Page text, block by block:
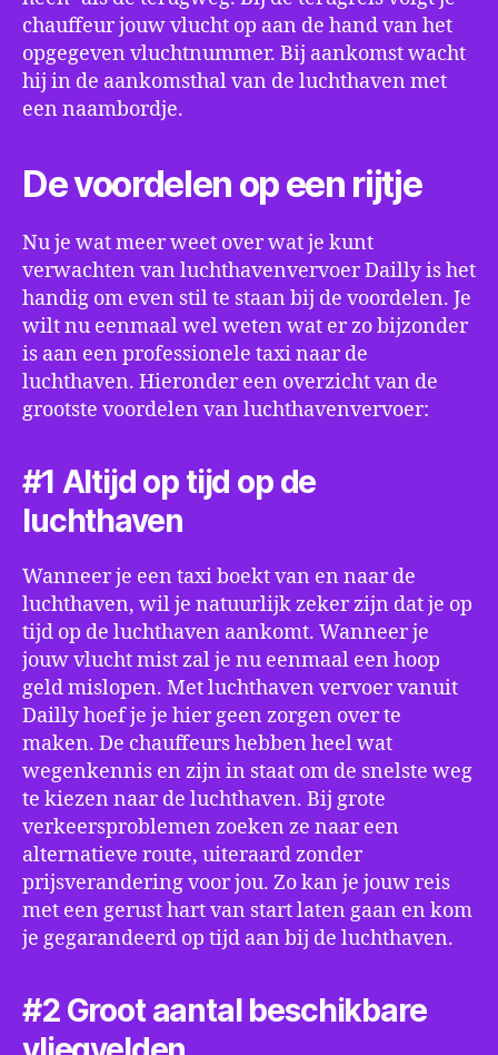
chauffeur jouw vlucht op aan de hand van het
opgegeven vluchtnummer. Bij aankomst wacht
hij in de aankomsthal van de luchthaven met
een naambordje.
De voordelen op een rijtje
Nu je wat meer weet over wat je kunt
verwachten van luchthavenvervoer Dailly is het
handig om even stil te staan bij de voordelen. Je
wilt nu eenmaal wel weten wat er zo bijzonder
is aan een professionele taxi naar de
luchthaven. Hieronder een overzicht van de
grootste voordelen van luchthavenvervoer:
#1 Altijd op tijd op de
luchthaven
Wanneer je een taxi boekt van en naar de
luchthaven, wil je natuurlijk zeker zijn dat je op
tijd op de luchthaven aankomt. Wanneer je
jouw vlucht mist zal je nu eenmaal een hoop
geld mislopen. Met luchthaven vervoer vanuit
Dailly hoef je je hier geen zorgen over te
maken. De chauffeurs hebben heel wat
wegenkennis en zijn in staat om de snelste weg
te kiezen naar de luchthaven. Bij grote
verkeersproblemen zoeken ze naar een
alternatieve route, uiteraard zonder
prijsverandering voor jou. Zo kan je jouw reis
met een gerust hart van start laten gaan en kom
je gegarandeerd op tijd aan bij de luchthaven.
#2 Groot aantal beschikbare